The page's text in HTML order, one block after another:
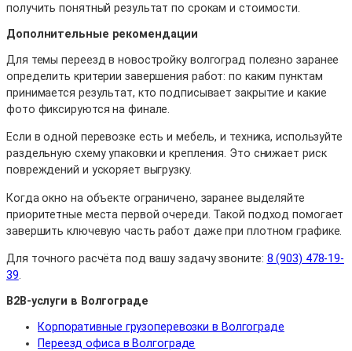
получить понятный результат по срокам и стоимости.
Дополнительные рекомендации
Для темы переезд в новостройку волгоград полезно заранее
определить критерии завершения работ: по каким пунктам
принимается результат, кто подписывает закрытие и какие
фото фиксируются на финале.
Если в одной перевозке есть и мебель, и техника, используйте
раздельную схему упаковки и крепления. Это снижает риск
повреждений и ускоряет выгрузку.
Когда окно на объекте ограничено, заранее выделяйте
приоритетные места первой очереди. Такой подход помогает
завершить ключевую часть работ даже при плотном графике.
Для точного расчёта под вашу задачу звоните: 8 (903) 478-19-
39
B2B-услуги в Волгограде
Корпоративные грузоперевозки в Волгограде
Переезд офиса в Волгограде